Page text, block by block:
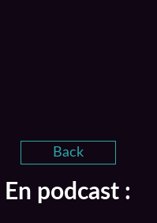
Back
En podcast :